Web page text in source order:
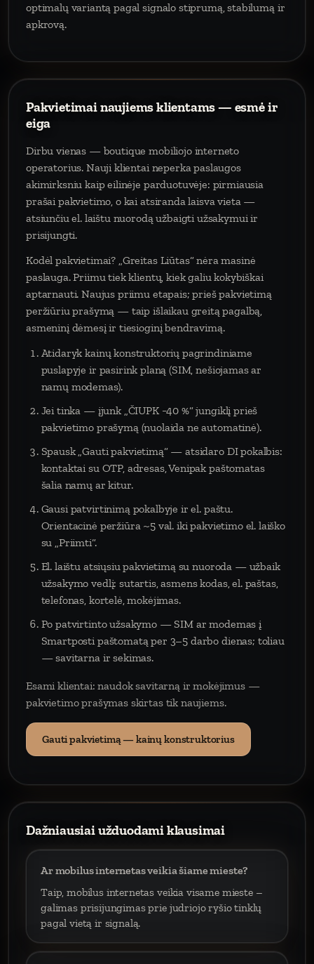
optimalų variantą pagal signalo stiprumą, stabilumą ir
apkrovą.
Pakvietimai naujiems klientams — esmė ir
eiga
Dirbu vienas — boutique mobiliojo interneto
operatorius. Nauji klientai neperka paslaugos
akimirksniu kaip eilinėje parduotuvėje: pirmiausia
prašai pakvietimo, o kai atsiranda laisva vieta —
atsiunčiu el. laištu nuorodą užbaigti užsakymui ir
prisijungti.
Kodėl pakvietimai? „Greitas Liūtas“ nėra masinė
paslauga. Priimu tiek klientų, kiek galiu kokybiškai
aptarnauti. Naujus priimu etapais; prieš pakvietimą
peržiūriu prašymą — taip išlaikau greitą pagalbą,
asmeninį dėmesį ir tiesioginį bendravimą.
Atidaryk kainų konstruktorių pagrindiniame
puslapyje ir pasirink planą (SIM, nešiojamas ar
namų modemas).
Jei tinka — įjunk „ČIUPK −40 %“ jungiklį prieš
pakvietimo prašymą (nuolaida ne automatinė).
Spausk „Gauti pakvietimą“ — atsidaro DI pokalbis:
kontaktai su OTP, adresas, Venipak paštomatas
šalia namų ar kitur.
Gausi patvirtinimą pokalbyje ir el. paštu.
Orientacinė peržiūra ~5 val. iki pakvietimo el. laiško
su „Priimti“.
El. laištu atsiųsiu pakvietimą su nuoroda — užbaik
užsakymo vedlį: sutartis, asmens kodas, el. paštas,
telefonas, kortelė, mokėjimas.
Po patvirtinto užsakymo — SIM ar modemas į
Smartposti paštomatą per 3–5 darbo dienas; toliau
— savitarna ir sekimas.
Esami klientai: naudok savitarną ir mokėjimus —
pakvietimo prašymas skirtas tik naujiems.
Gauti pakvietimą — kainų konstruktorius
Dažniausiai užduodami klausimai
Ar mobilus internetas veikia šiame mieste?
Taip, mobilus internetas veikia visame mieste –
galimas prisijungimas prie judriojo ryšio tinklų
pagal vietą ir signalą.